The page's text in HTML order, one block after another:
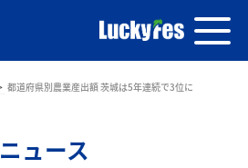
都道府県別農業産出額 茨城は5年連続で3位に
ニュース